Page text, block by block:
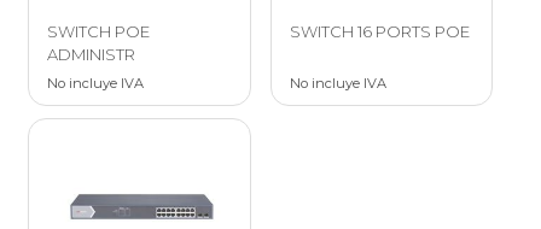
SWITCH POE
ADMINISTR
No incluye IVA
SWITCH 16 PORTS POE
No incluye IVA